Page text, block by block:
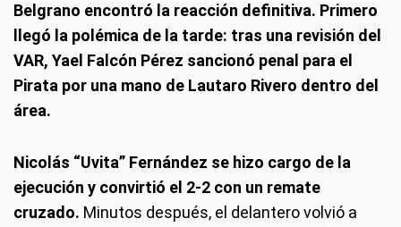
Belgrano encontró la reacción definitiva. Primero
llegó la polémica de la tarde: tras una revisión del
VAR, Yael Falcón Pérez sancionó penal para el
Pirata por una mano de Lautaro Rivero dentro del
área.
Nicolás “Uvita” Fernández se hizo cargo de la
ejecución y convirtió el 2-2 con un remate
cruzado. Minutos después, el delantero volvió a